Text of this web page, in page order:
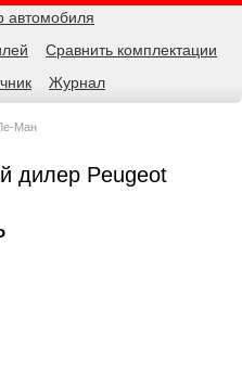
автомобиля
Сравнить комплектации
Журнал
Ман
дилер Peugeot